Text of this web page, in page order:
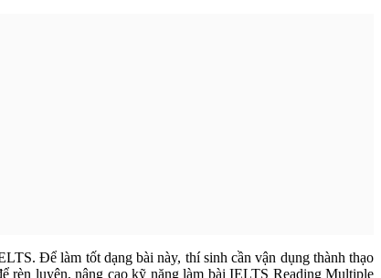
Để làm tốt dạng bài này, thí sinh cần vận dụng thành thạo
rèn luyện, nâng cao kỹ năng làm bài IELTS Reading Multiple